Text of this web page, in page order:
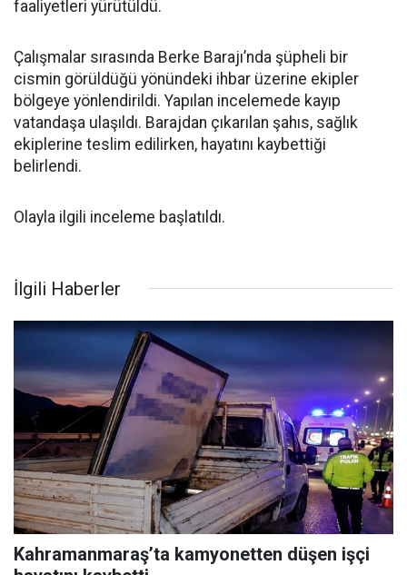
faaliyetleri yürütüldü.
Çalışmalar sırasında Berke Barajı’nda şüpheli bir
cismin görüldüğü yönündeki ihbar üzerine ekipler
bölgeye yönlendirildi. Yapılan incelemede kayıp
vatandaşa ulaşıldı. Barajdan çıkarılan şahıs, sağlık
ekiplerine teslim edilirken, hayatını kaybettiği
belirlendi.
Olayla ilgili inceleme başlatıldı.
İlgili Haberler
Kahramanmaraş’ta kamyonetten düşen işçi